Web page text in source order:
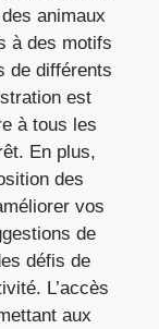
animaux
à des motifs
de différents
est
à tous les
En plus,
des
vos
de
défis de
L’accès
aux